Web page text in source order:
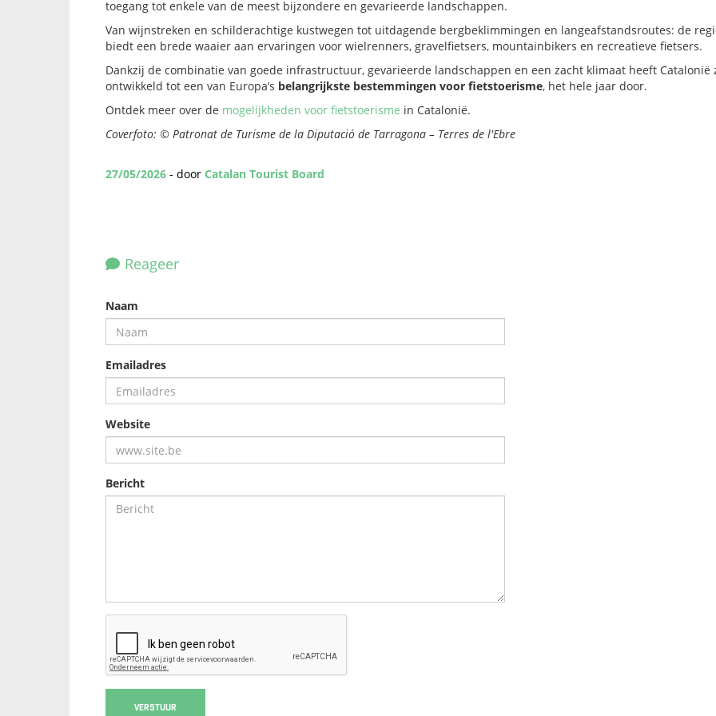
toegang tot enkele van de meest bijzondere en gevarieerde landschappen.
Van wijnstreken en schilderachtige kustwegen tot uitdagende bergbeklimmingen en langeafstandsroutes: de
biedt een brede waaier aan ervaringen voor wielrenners, gravelfietsers, mountainbikers en recreatieve fietsers.
Dankzij de combinatie van goede infrastructuur, gevarieerde landschappen en een zacht klimaat heeft Catalonië
ontwikkeld tot een van Europa’s belangrijkste bestemmingen voor fietstoerisme, het hele jaar door.
Ontdek meer over de mogelijkheden voor fietstoerisme in Catalonië.
Coverfoto: © Patronat de Turisme de la Diputació de Tarragona – Terres de l'Ebre
27/05/2026 - door Catalan Tourist Board
Reageer
Naam
Emailadres
Website
Bericht
VERSTUUR